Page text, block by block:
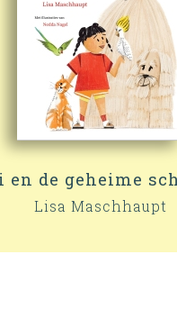
en de geheime
Lisa Maschhaupt